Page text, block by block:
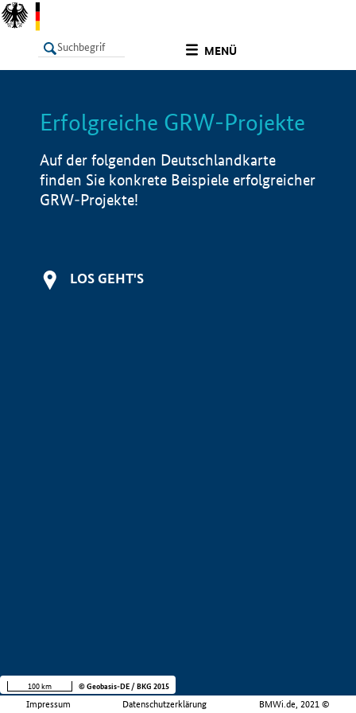
MENÜ
LISTE Info
Erfolgreiche GRW-Projekte
Auf der folgenden Deutschlandkarte
finden Sie konkrete Beispiele erfolgreicher
GRW-Projekte!
LOS GEHT'S
Impressum Datenschutzerklärung BMWi.de, 2021 ©
100 km © Geobasis-DE / BKG 2015